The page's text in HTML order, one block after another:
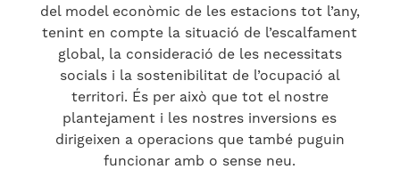
del model econòmic de les estacions tot l’any,
tenint en compte la situació de l’escalfament
global, la consideració de les necessitats
socials i la sostenibilitat de l’ocupació al
territori. És per això que tot el nostre
plantejament i les nostres inversions es
dirigeixen a operacions que també puguin
funcionar amb o sense neu.